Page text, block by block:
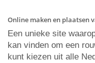
Online maken en plaatsen
Een unieke site
kan vinden om een
kunt kiezen uit alle